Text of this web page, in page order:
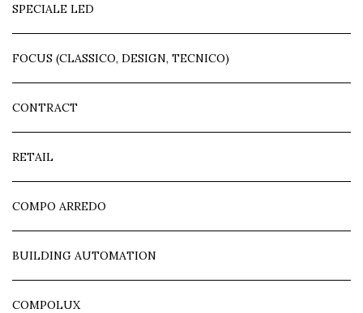
SPECIALE LED
FOCUS (CLASSICO, DESIGN, TECNICO)
CONTRACT
RETAIL
COMPO ARREDO
BUILDING AUTOMATION
COMPOLUX